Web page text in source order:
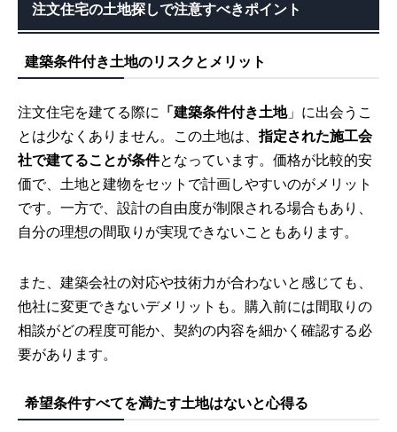
注文住宅の土地探しで注意すべきポイント
建築条件付き土地のリスクとメリット
注文住宅を建てる際に 「建築条件付き土地」に出会うこ
とは少なくありません。この土地は、指定された施工会
社で建てることが条件となっています。価格が比較的安
価で、土地と建物をセットで計画しやすいのがメリット
です。一方で、設計の自由度が制限される場合もあり、
自分の理想の間取りが実現できないこともあります。
また、建築会社の対応や技術力が合わないと感じても、
他社に変更できないデメリットも。購入前には間取りの
相談がどの程度可能か、契約の内容を細かく確認する必
要があります。
希望条件すべてを満たす土地はないと心得る